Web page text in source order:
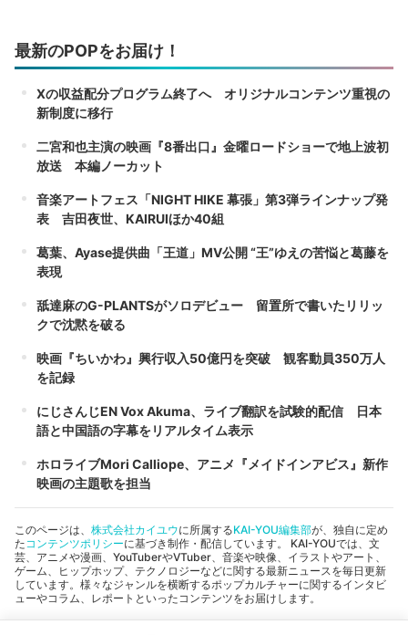
最新のPOPをお届け！
Xの収益配分プログラム終了へ オリジナルコンテンツ重視の
新制度に移行
二宮和也主演の映画『8番出口』金曜ロードショーで地上波初
放送 本編ノーカット
音楽アートフェス「NIGHT HIKE 幕張」第3弾ラインナップ発
表 吉田夜世、KAIRUIほか40組
葛葉、Ayase提供曲「王道」MV公開 “王”ゆえの苦悩と葛藤を
表現
舐達麻のG-PLANTSがソロデビュー 留置所で書いたリリッ
クで沈黙を破る
映画『ちいかわ』興行収入50億円を突破 観客動員350万人
を記録
にじさんじEN Vox Akuma、ライブ翻訳を試験的配信 日本
語と中国語の字幕をリアルタイム表示
ホロライブMori Calliope、アニメ『メイドインアビス』新作
映画の主題歌を担当
このページは、 株式会社カイユウに所属するKAI-YOU編集部が、独自に定め
たコンテンツポリシーに基づき制作・配信しています。 KAI-YOUでは、文
芸、アニメや漫画、YouTuberやVTuber、音楽や映像、イラストやアート、
ゲーム、ヒップホップ、テクノロジーなどに関する最新ニュースを毎日更新
しています。様々なジャンルを横断するポップカルチャーに関するインタビ
ューやコラム、レポートといったコンテンツをお届けします。